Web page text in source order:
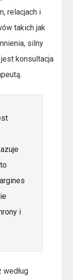
relacjach i
takich jak
silny
konsultacja
i
według